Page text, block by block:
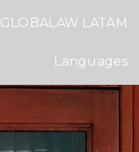
GLOBALAW LATAM
Languages